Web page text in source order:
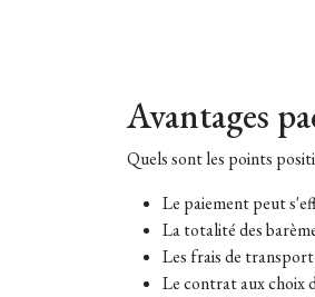
Avantages
Quels sont les points
Le paiement peut
La totalité des
Les frais de
Le contrat aux choix